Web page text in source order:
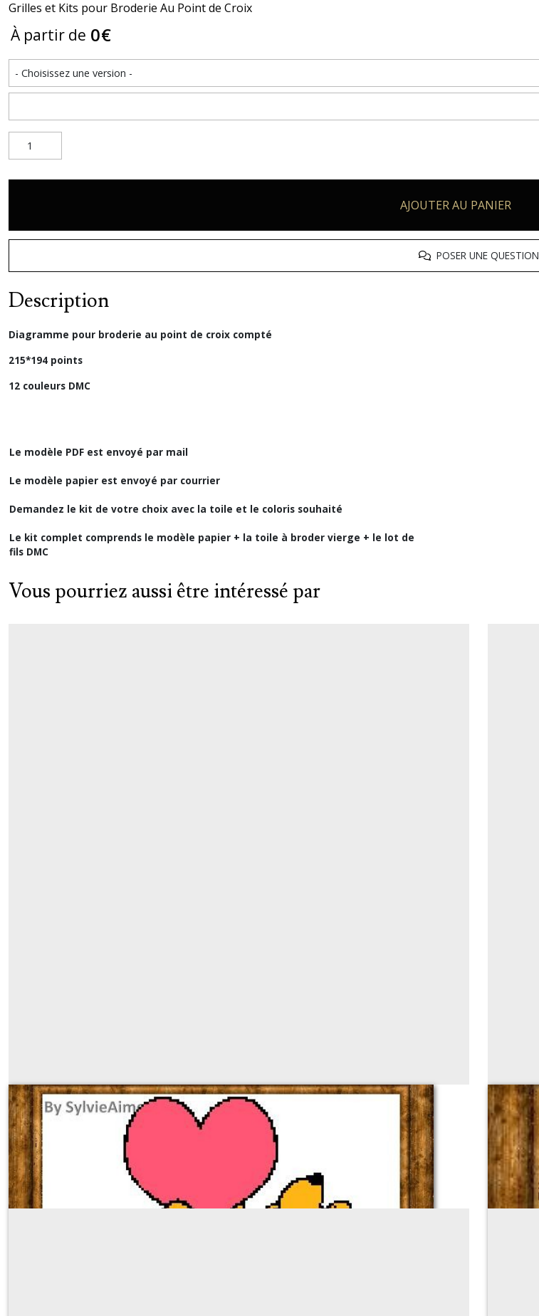
Grilles et Kits pour Broderie Au Point de Croix
À partir de 0€
AJOUTER AU PANIER
POSER UNE QUESTION
Description
Diagramme pour broderie au point de croix compté
215*194 points
12 couleurs DMC
Le modèle PDF est envoyé par mail
Le modèle papier est envoyé par courrier
Demandez le kit de votre choix avec la toile et le coloris souhaité
Le kit complet comprends le modèle papier + la toile à broder vierge + le lot de
fils DMC
Vous pourriez aussi être intéressé par
winnie valentine
GRILLES ET KITS POUR BRODERIE AU POINT DE CROIX
€